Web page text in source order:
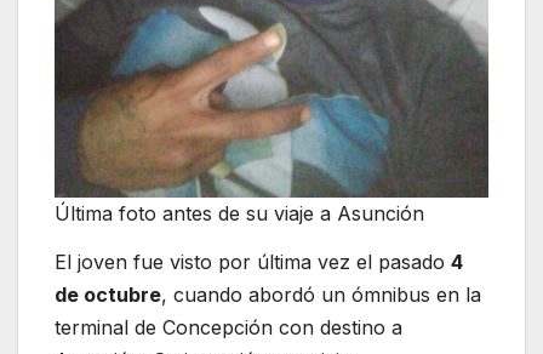
Última foto antes de su viaje a Asunción
El joven fue visto por última vez el pasado 4
de octubre, cuando abordó un ómnibus en la
terminal de Concepción con destino a